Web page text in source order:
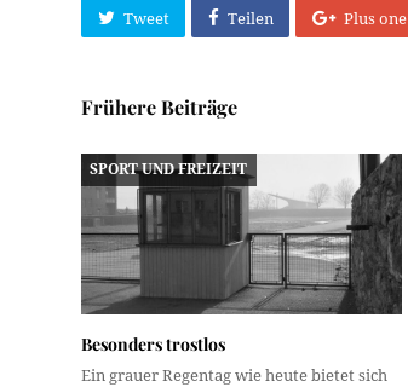
Tweet Teilen Plus one
Frühere Beiträge
SPORT UND FREIZEIT
Besonders trostlos
Ein grauer Regentag wie heute bietet sich